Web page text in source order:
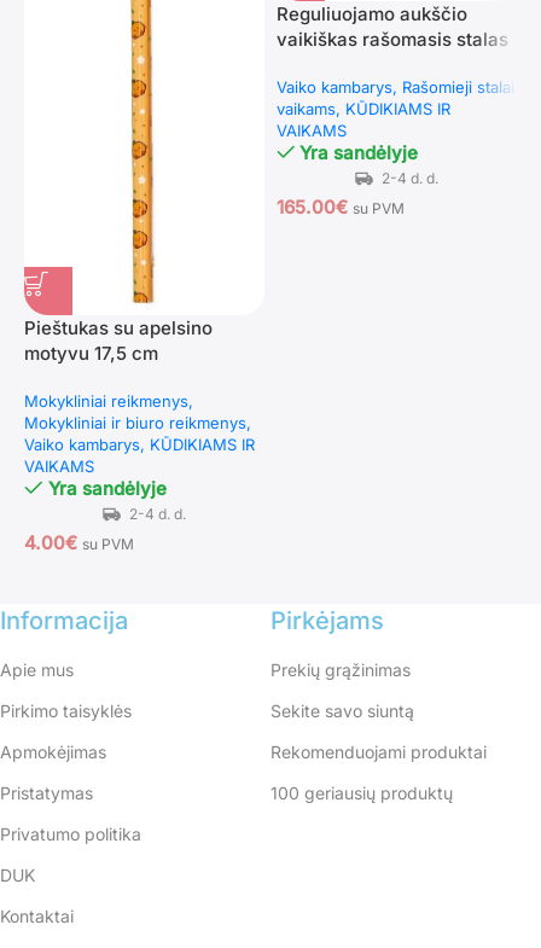
Pieštukas su apelsino
motyvu 17,5 cm
Mokykliniai reikmenys
Mokykliniai ir biuro reikmenys
Vaiko kambarys KŪDIKIAMS IR
VAIKAMS
Yra sandėlyje
4.00€ su PVM
Reguliuojamo aukščio
vaikiškas rašomasis stalas
(Rožinė)
Vaiko kambarys Rašomieji stalai
vaikams KŪDIKIAMS IR
VAIKAMS
Yra sandėlyje
165.00€ su PVM
Informacija
Apie mus
Pirkimo taisyklės
Apmokėjimas
Pristatymas
Privatumo politika
DUK
Kontaktai
Pirkėjams
Prekių grąžinimas
Sekite savo siuntą
Rekomenduojami produktai
100 geriausių produktų